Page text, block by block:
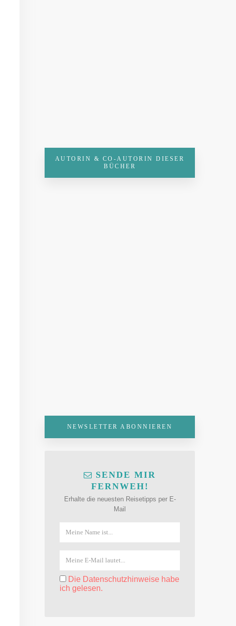
AUTORIN & CO-AUTORIN DIESER
BÜCHER
NEWSLETTER ABONNIEREN
SENDE MIR
FERNWEH!
Erhalte die neuesten Reisetipps per E-
Mail
Die Datenschutzhinweise habe
ich gelesen.